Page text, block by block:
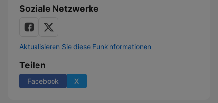
Soziale Netzwerke
Aktualisieren Sie diese Funkinformationen
Teilen
Facebook X